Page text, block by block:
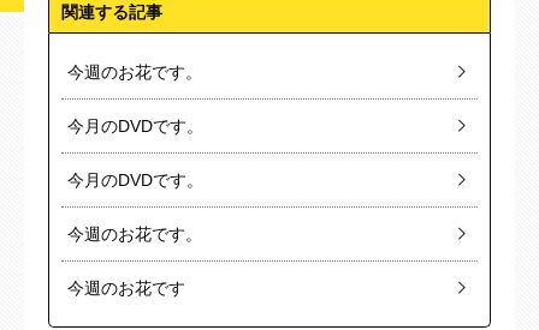
関連する記事
今週のお花です。
今月のDVDです。
今月のDVDです。
今週のお花です。
今週のお花です